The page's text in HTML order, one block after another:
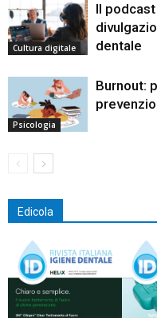
Cultura digitale
Il
dentale
Psicologia
Burnout:
Edicola